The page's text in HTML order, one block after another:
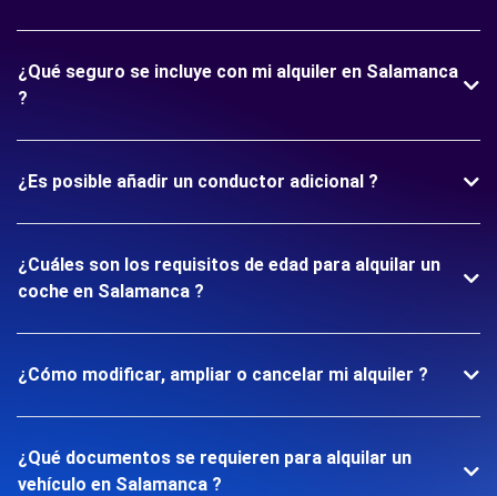
¿Qué seguro se incluye con mi alquiler en Salamanca
?
¿Es posible añadir un conductor adicional ?
¿Cuáles son los requisitos de edad para alquilar un
coche en Salamanca ?
¿Cómo modificar, ampliar o cancelar mi alquiler ?
¿Qué documentos se requieren para alquilar un
vehículo en Salamanca ?